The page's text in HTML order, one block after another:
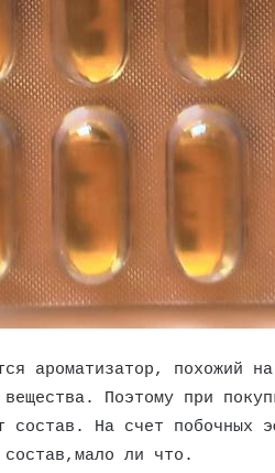
ароматизатор, похожий
Поэтому при
состав. На счет побочных
состав,мало ли что.